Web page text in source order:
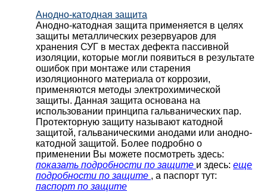
Анодно-катодная защита
Анодно-катодная защита применяется в целях
защиты металлических резервуаров для
хранения СУГ в местах дефекта пассивной
изоляции, которые могли появиться в результате
ошибок при монтаже или старения
изоляционного материала от коррозии,
применяются методы электрохимической
защиты. Данная защита основана на
использовании принципа гальванических пар.
Протекторную защиту называют катодной
защитой, гальваническими анодами или анодно-
катодной защитой. Более подробно о
применении Вы можете посмотреть здесь:
показать подробности по защите и здесь: еще
подробности по защите , а паспорт тут:
паспорт по защите